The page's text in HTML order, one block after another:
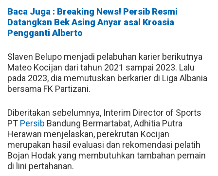
Baca Juga : Breaking News! Persib Resmi
Datangkan Bek Asing Anyar asal Kroasia
Pengganti Alberto
Slaven Belupo menjadi pelabuhan karier berikutnya
Mateo Kocijan dari tahun 2021 sampai 2023. Lalu
pada 2023, dia memutuskan berkarier di Liga Albania
bersama FK Partizani.
Diberitakan sebelumnya, Interim Director of Sports
PT Persib Bandung Bermartabat, Adhitia Putra
Herawan menjelaskan, perekrutan Kocijan
merupakan hasil evaluasi dan rekomendasi pelatih
Bojan Hodak yang membutuhkan tambahan pemain
di lini pertahanan.